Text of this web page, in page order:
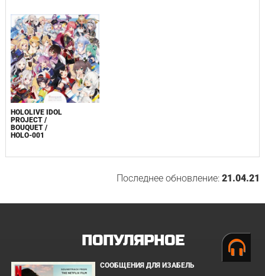
HOLOLIVE IDOL
PROJECT /
BOUQUET /
HOLO-001
Последнее обновление:21.04.21
ПОПУЛЯРНОЕ
СООБЩЕНИЯ ДЛЯ ИЗАБЕЛЬ